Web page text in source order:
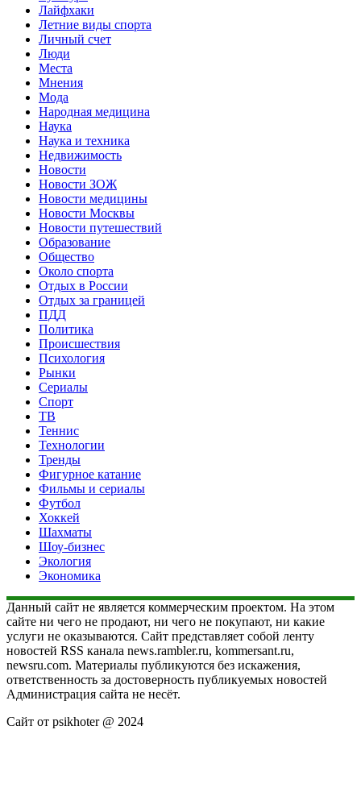
Лайфхаки
Летние виды спорта
Личный счет
Люди
Места
Мнения
Мода
Народная медицина
Наука
Наука и техника
Недвижимость
Новости
Новости ЗОЖ
Новости медицины
Новости Москвы
Новости путешествий
Образование
Общество
Около спорта
Отдых в России
Отдых за границей
ПДД
Политика
Происшествия
Психология
Рынки
Сериалы
Спорт
ТВ
Теннис
Технологии
Тренды
Фигурное катание
Фильмы и сериалы
Футбол
Хоккей
Шахматы
Шоу-бизнес
Экология
Экономика
Данный сайт не является коммерческим проектом. На этом
сайте ни чего не продают, ни чего не покупают, ни какие
услуги не оказываются. Сайт представляет собой ленту
новостей RSS канала news.rambler.ru, kommersant.ru,
newsru.com. Материалы публикуются без искажения,
ответственность за достоверность публикуемых новостей
Администрация сайта не несёт.
Сайт от psikhoter @ 2024